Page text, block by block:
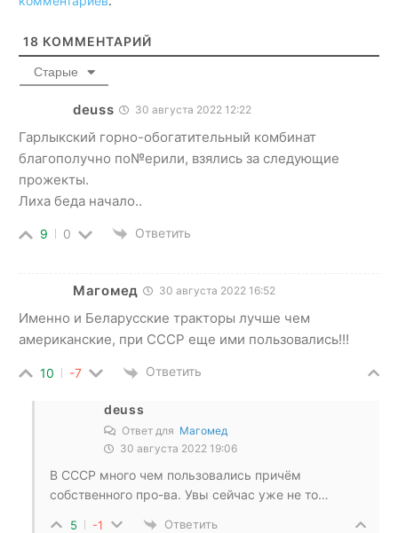
18 КОММЕНТАРИЙ
Старые
deuss 30 августа 2022 12:22
Гарлыкский горно-обогатительный комбинат
благополучно по№ерили, взялись за следующие
прожекты.
Лиха беда начало..
9 0 Ответить
Магомед 30 августа 2022 16:52
Именно и Беларусские тракторы лучше чем
американские, при СССР еще ими пользовались!!!
10 -7 Ответить
deuss
Ответ для Магомед
30 августа 2022 19:06
В СССР много чем пользовались причём
собственного про-ва. Увы сейчас уже не то…
5 -1 Ответить